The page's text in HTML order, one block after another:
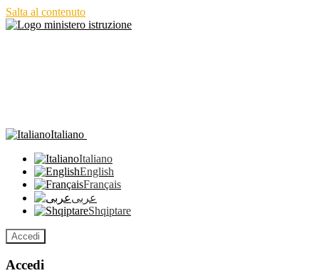
Salta al contenuto
Italiano
Italiano
English
Français
عربى
Shqiptare
Accedi
Accedi